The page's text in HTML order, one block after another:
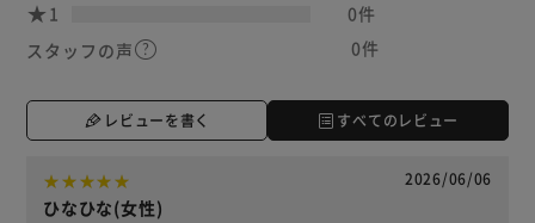
1
0件
スタッフの声
0件
レビューを書く すべてのレビュー
2026/06/06
ひなひな(女性)